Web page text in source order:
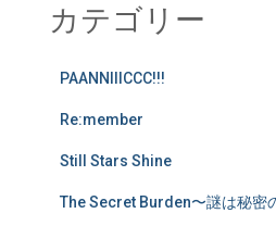
カテゴリー
PAANNIIICCC!!!
Re:member
Still Stars Shine
The Secret Burden〜謎は秘密